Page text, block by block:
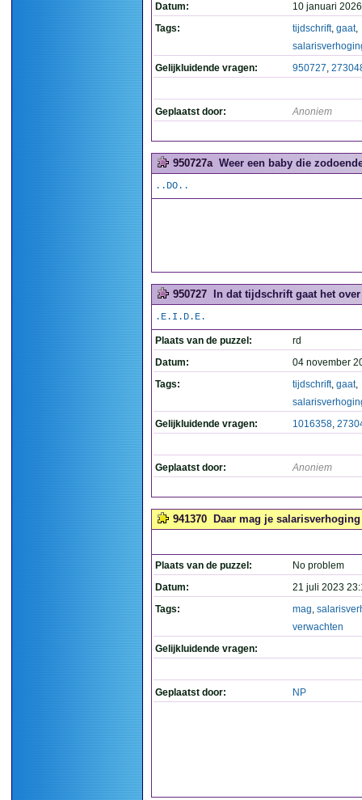
Datum:
10 januari
Tags:
tijdschrift, gaat,
Gelijkluidende vragen:
950727,
Geplaatst door: Anoniem
950727a Weer een baby die
..DO..
950727 In dat tijdschrift gaat het
.E.I.D.E.
Plaats van de puzzel:
rd
Datum:
04 november
Tags:
tijdschrift, gaat,
Gelijkluidende vragen:
1016358,
Geplaatst door: Anoniem
941370 Daar mag je
Plaats van de puzzel:
No problem
Datum:
21 juli 2023
Tags:
mag,
verwachten
Gelijkluidende vragen:
Geplaatst door: NP